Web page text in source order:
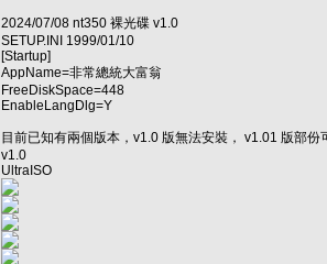
2024/07/08 nt350 裸光碟 v1.0
SETUP.INI 1999/01/10
[Startup]
AppName=非常總統大富翁
FreeDiskSpace=448
EnableLangDlg=Y
目前已知有兩個版本，v1.0 版無法安裝， v1.01 版部份
v1.0
UltraISO